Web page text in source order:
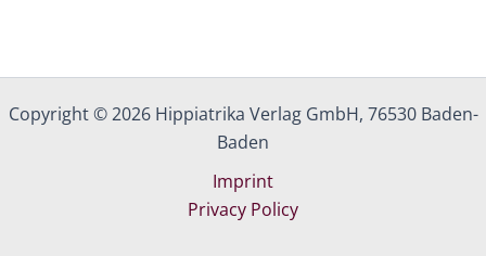
Copyright © 2026 Hippiatrika Verlag GmbH, 76530 Baden-
Baden
Imprint
Privacy Policy